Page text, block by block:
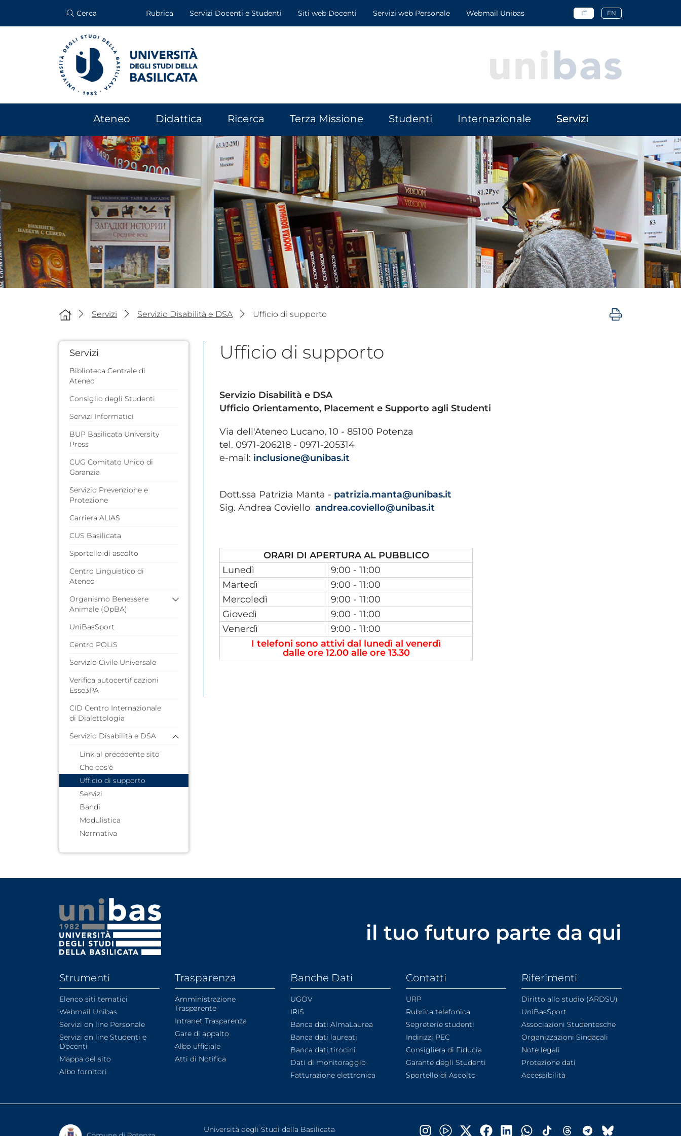
Cerca Rubrica Servizi Docenti e Studenti Siti web Docenti Servizi web Personale Webmail Unibas IT EN
Ateneo Didattica Ricerca Terza Missione Studenti Internazionale Servizi
Servizi Servizio Disabilità e DSA Ufficio di supporto
Ufficio di supporto
Servizio Disabilità e DSA
Ufficio Orientamento, Placement e Supporto agli Studenti
Via dell'Ateneo Lucano, 10 - 85100 Potenza
tel. 0971-206218 - 0971-205314
e-mail: inclusione@unibas.it
Dott.ssa Patrizia Manta - patrizia.manta@unibas.it
Sig. Andrea Coviello andrea.coviello@unibas.it
ORARI DI APERTURA AL PUBBLICO
Lunedì
9:00 - 11:00
Martedì
9:00 - 11:00
Mercoledì
9:00 - 11:00
Giovedì
9:00 - 11:00
Venerdì
9:00 - 11:00
I telefoni sono attivi dal lunedì al venerdì
dalle ore 12.00 alle ore 13.30
Servizi
Biblioteca Centrale di
Ateneo
Consiglio degli Studenti
Servizi Informatici
BUP Basilicata University
Press
CUG Comitato Unico di
Garanzia
Servizio Prevenzione e
Protezione
Carriera ALIAS
CUS Basilicata
Sportello di ascolto
Centro Linguistico di
Ateneo
Organismo Benessere
Animale (OpBA)
Comitato
Documentazione
UniBasSport
Centro POLiS
Servizio Civile Universale
Verifica autocertificazioni
Esse3PA
CID Centro Internazionale
di Dialettologia
Servizio Disabilità e DSA
Link al precedente sito
Che cos'è
Ufficio di supporto
Servizi
Bandi
Modulistica
Normativa
il tuo futuro parte da qui
Strumenti
Elenco siti tematici
Webmail Unibas
Servizi on line Personale
Servizi on line Studenti e
Docenti
Mappa del sito
Albo fornitori
Trasparenza
Amministrazione
Trasparente
Intranet Trasparenza
Gare di appalto
Albo ufficiale
Atti di Notifica
Banche Dati
UGOV
IRIS
Banca dati AlmaLaurea
Banca dati laureati
Banca dati tirocini
Dati di monitoraggio
Fatturazione elettronica
Contatti
URP
Rubrica telefonica
Segreterie studenti
Indirizzi PEC
Consigliera di Fiducia
Garante degli Studenti
Sportello di Ascolto
Riferimenti
Diritto allo studio (ARDSU)
UniBasSport
Associazioni Studentesche
Organizzazioni Sindacali
Note legali
Protezione dati
Accessibilità
Università degli Studi della Basilicata